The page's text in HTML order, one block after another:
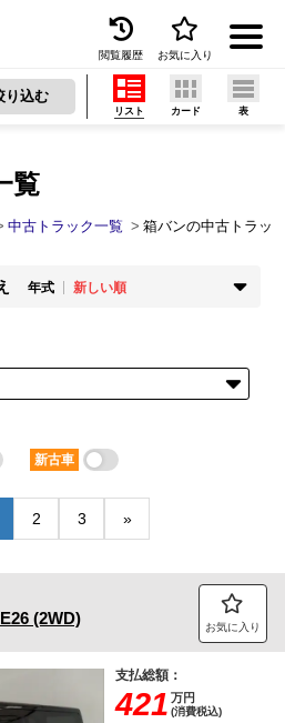
ク買取
ク市とは
た検索条件
ック市FC会員専用ページはこちら
ログイン
閲覧履歴 お気に入り
覧
り込む
リスト カード 表
中古トラック一覧 箱バンの中古トラッ
年式
新しい順
価格
安い順
高い順
短い順
新古車
2 3 »
(2WD) お気に入り
支払総額：
421 万円
(消費税込)